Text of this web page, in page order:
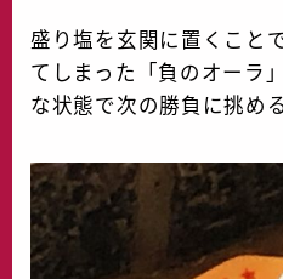
盛り塩を玄関に置くこと
てしまった「負のオーラ
な状態で次の勝負に挑め